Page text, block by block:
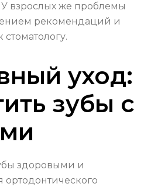
У взрослых же проблемы
рекомендаций и
уход:
зубы с
здоровыми и